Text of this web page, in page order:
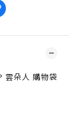
雲朵人 購物袋